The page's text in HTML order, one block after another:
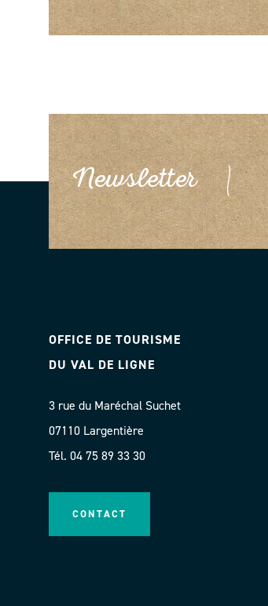
Newsletter
OFFICE DE TOURISME
DU VAL DE LIGNE
3 rue du Maréchal Suchet
07110 Largentière
Tél. 04 75 89 33 30
CONTACT